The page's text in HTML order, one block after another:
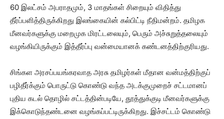
60 இலட்சம் அபராதமும், 3 மாதங்கள் சிறையும் விதித்து
தீர்ப்பளித்திருக்கிறது இலங்கையின் கல்பிட்டி நீதிமன்றம். தமிழக
மீனவர்களுக்கு மறைமுக மிரட்டலையும், பெரும் அச்சுறுத்தலையும்
வழங்கியிருக்கும் இத்தீர்ப்பு வன்மையானக் கண்டனத்திற்குரியது.
சிங்கள அரசப்பயங்கரவாத அரசு தமிழர்கள் மீதான வன்மத்திற்குப்
பழிதீர்க்கும் பொருட்டு கொண்டு வந்த அடக்குமுறைச் சட்டமானப்
புதிய கடல் தொழில் சட்டத்தின்படியே, தூத்துக்குடி மீனவர்களுக்கு
இக்கொடுந்தண்டனை வழங்கப்பட்டிருக்கிறது. இச்சட்டம் கொண்டு